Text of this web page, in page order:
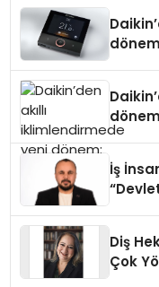
İş
Diş
Çok